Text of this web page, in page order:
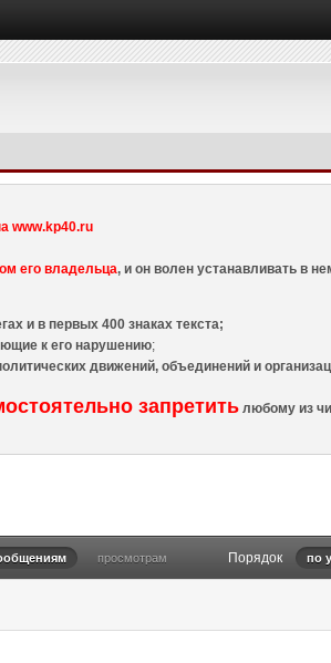
www.kp40.ru
его владельца, и он волен устанавливать в
и в первых 400 знаках текста;
к его нарушению;
движений, объединений и
запретить любому из
просмотрам Порядок по